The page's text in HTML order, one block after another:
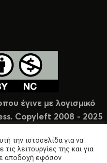
έγινε με λογισμικό
Copyleft 2008 - 2025
την ιστοσελίδα για να
λειτουργίες της και για
αποδοχή εφόσον